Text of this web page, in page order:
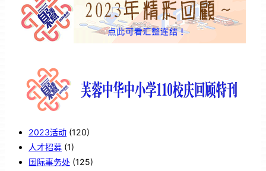
2023活动 (120)
人才招募 (1)
国际事务处 (125)